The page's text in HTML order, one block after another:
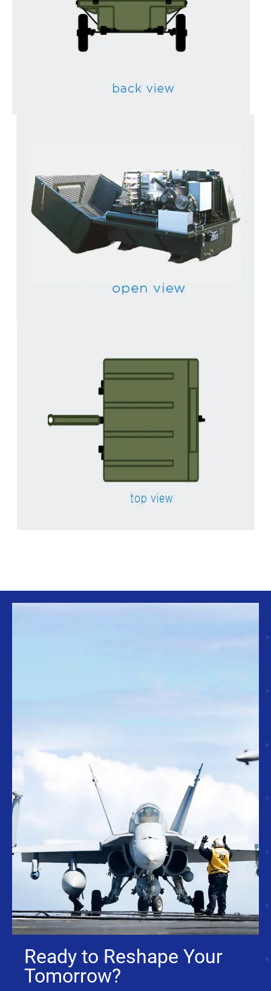
Ready to Reshape Your
Tomorrow?